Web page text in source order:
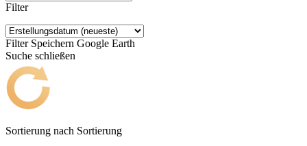
Filter
Filter Speichern Google Earth
Suche schließen
Sortierung nach Sortierung